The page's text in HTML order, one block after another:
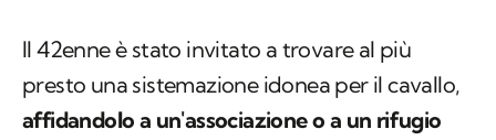
Il 42enne è stato invitato a trovare al più
presto una sistemazione idonea per il cavallo,
affidandolo a un'associazione o a un rifugio